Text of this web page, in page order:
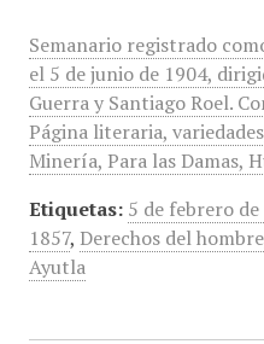
Semanario registrado
el 5 de junio de 1904,
Guerra y Santiago Roel.
Página literaria,
Minería, Para las Damas,
Etiquetas: 5 de febrero de
1857, Derechos del hombre
Ayutla